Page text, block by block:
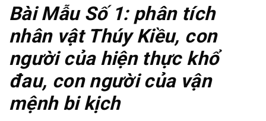
Bài Mẫu Số 1: phân tích
nhân vật Thúy Kiều, con
người của hiện thực khổ
đau, con người của vận
mệnh bi kịch